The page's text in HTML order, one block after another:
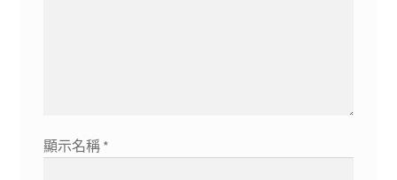
顯示名稱 *